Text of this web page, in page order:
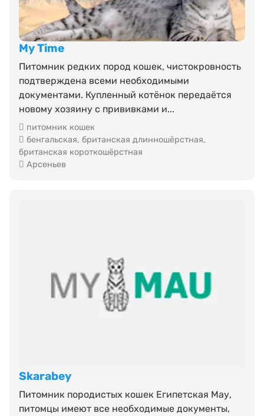
My Time
Питомник редких пород кошек, чистокровность
подтверждена всеми необходимыми
документами. Купленный котёнок передаётся
новому хозяину с прививками и...
питомник кошек
бенгальская, британская длинношёрстная,
британская короткошёрстная
Арсеньев
Skarabey
Питомник породистых кошек Египетская Мау,
питомцы имеют все необходимые документы,